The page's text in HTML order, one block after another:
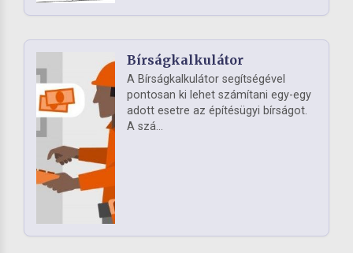
Bírságkalkulátor
A Bírságkalkulátor segítségével
pontosan ki lehet számítani egy-egy
adott esetre az építésügyi bírságot.
A szá...